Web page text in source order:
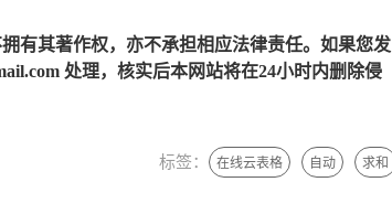
有其著作权，亦不承担相应法律责任。如果您发
处理，核实后本网站将在24小时内删除侵
标签： 在线云表格 自动 求和